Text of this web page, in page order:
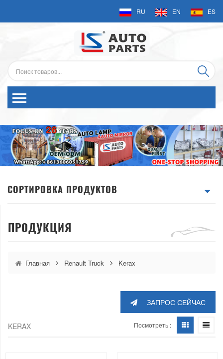
RU EN ES
СОРТИРОВКА ПРОДУКТОВ
ПРОДУКЦИЯ
Главная Renault Truck Kerax
ЗАПРОС СЕЙЧАС
KERAX Посмотреть :